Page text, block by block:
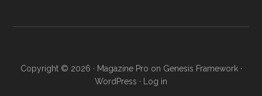
Copyright © 2026 · Magazine Pro on Genesis Framework·
WordPress · Log in